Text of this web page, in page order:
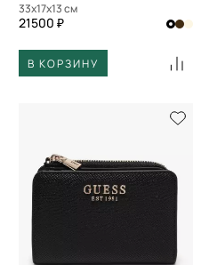
33x17x13 см
21500 ₽
В КОРЗИНУ